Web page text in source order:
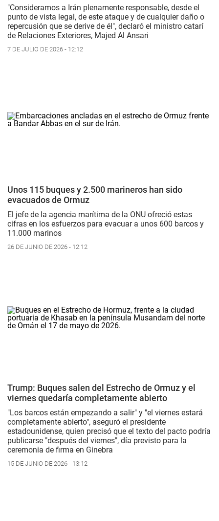
"Consideramos a Irán plenamente responsable, desde el
punto de vista legal, de este ataque y de cualquier daño o
repercusión que se derive de él", declaró el ministro catarí
de Relaciones Exteriores, Majed Al Ansari
7 DE JULIO DE 2026 - 12:12
Unos 115 buques y 2.500 marineros han sido
evacuados de Ormuz
El jefe de la agencia marítima de la ONU ofreció estas
cifras en los esfuerzos para evacuar a unos 600 barcos y
11.000 marinos
26 DE JUNIO DE 2026 - 12:12
Trump: Buques salen del Estrecho de Ormuz y el
viernes quedaría completamente abierto
"Los barcos están empezando a salir" y "el viernes estará
completamente abierto", aseguró el presidente
estadounidense, quien precisó que el texto del pacto podría
publicarse "después del viernes", día previsto para la
ceremonia de firma en Ginebra
15 DE JUNIO DE 2026 - 13:12